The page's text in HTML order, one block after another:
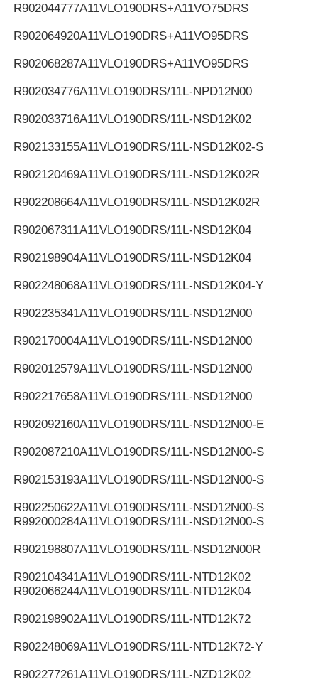
R902044777A11VLO190DRS+A11VO75DRS
R902064920A11VLO190DRS+A11VO95DRS
R902068287A11VLO190DRS+A11VO95DRS
R902034776A11VLO190DRS/11L-NPD12N00
R902033716A11VLO190DRS/11L-NSD12K02
R902133155A11VLO190DRS/11L-NSD12K02-S
R902120469A11VLO190DRS/11L-NSD12K02R
R902208664A11VLO190DRS/11L-NSD12K02R
R902067311A11VLO190DRS/11L-NSD12K04
R902198904A11VLO190DRS/11L-NSD12K04
R902248068A11VLO190DRS/11L-NSD12K04-Y
R902235341A11VLO190DRS/11L-NSD12N00
R902170004A11VLO190DRS/11L-NSD12N00
R902012579A11VLO190DRS/11L-NSD12N00
R902217658A11VLO190DRS/11L-NSD12N00
R902092160A11VLO190DRS/11L-NSD12N00-E
R902087210A11VLO190DRS/11L-NSD12N00-S
R902153193A11VLO190DRS/11L-NSD12N00-S
R902250622A11VLO190DRS/11L-NSD12N00-S
R992000284A11VLO190DRS/11L-NSD12N00-S
R902198807A11VLO190DRS/11L-NSD12N00R
R902104341A11VLO190DRS/11L-NTD12K02
R902066244A11VLO190DRS/11L-NTD12K04
R902198902A11VLO190DRS/11L-NTD12K72
R902248069A11VLO190DRS/11L-NTD12K72-Y
R902277261A11VLO190DRS/11L-NZD12K02